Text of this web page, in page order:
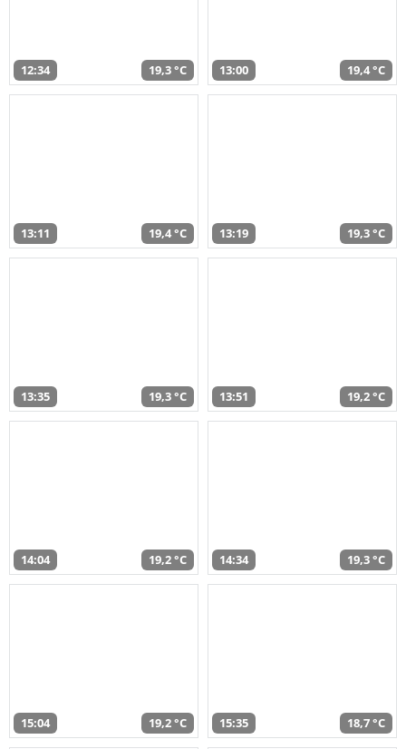
12:34 19,3 °C 13:00 19,4 °C
13:11 19,4 °C 13:19 19,3 °C
13:35 19,3 °C 13:51 19,2 °C
14:04 19,2 °C 14:34 19,3 °C
15:04 19,2 °C 15:35 18,7 °C